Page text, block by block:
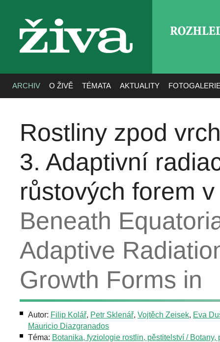
živa
ARCHIV O ŽIVĚ TÉMATA AKTUALITY
Rostliny zpod
3. Adaptivní
růstových forem
Beneath
Adaptive
Growth Forms in
Autor: Filip Kolář, Petr Sklenář, Vojtěch Zeisek, Eva
Mauricio Diazgranados
Téma: Botanika, fyziologie rostlin, pěstitelství / Botany,